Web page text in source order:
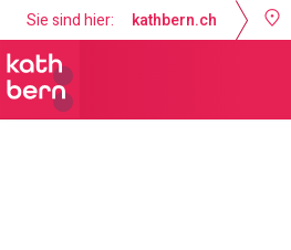
Sie sind hier: kathbern.ch